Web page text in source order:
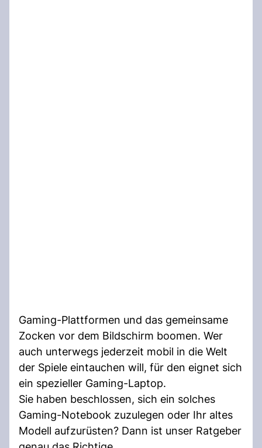
Gaming-Plattformen und das gemeinsame
Zocken vor dem Bildschirm boomen. Wer
auch unterwegs jederzeit mobil in die Welt
der Spiele eintauchen will, für den eignet sich
ein spezieller Gaming-Laptop.
Sie haben beschlossen, sich ein solches
Gaming-Notebook zuzulegen oder Ihr altes
Modell aufzurüsten? Dann ist unser Ratgeber